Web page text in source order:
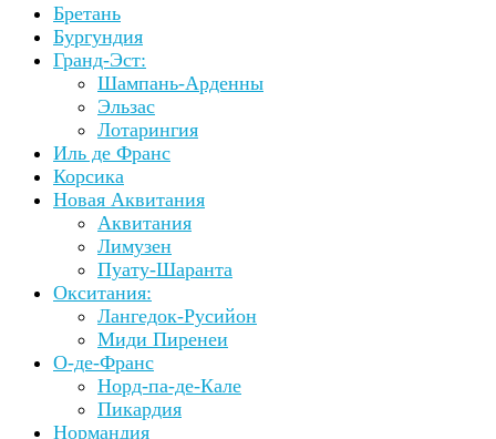
Бретань
Бургундия
Гранд-Эст:
Шампань-Арденны
Эльзас
Лотарингия
Иль де Франс
Корсика
Новая Аквитания
Аквитания
Лимузен
Пуату-Шаранта
Окситания:
Лангедок-Русийон
Миди Пиренеи
О-де-Франс
Норд-па-де-Кале
Пикардия
Нормандия